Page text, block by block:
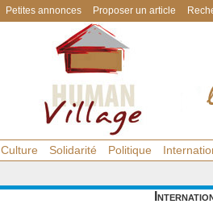
Petites annonces Proposer un article
Culture Solidarité Politique